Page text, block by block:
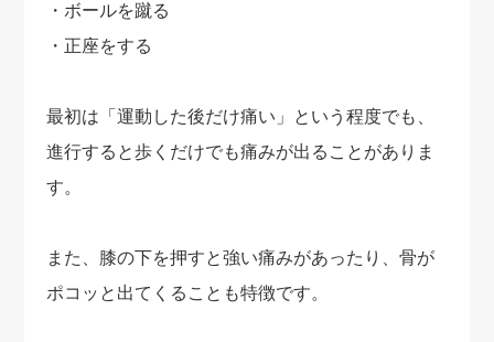
・ボールを蹴る
・正座をする
最初は「運動した後だけ痛い」という程度でも、
進行すると歩くだけでも痛みが出ることがありま
す。
また、膝の下を押すと強い痛みがあったり、骨が
ポコッと出てくることも特徴です。